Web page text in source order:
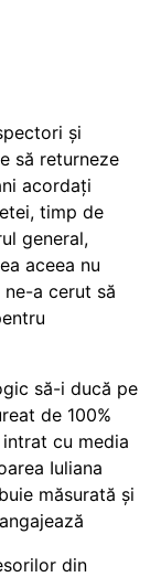
și
să returneze
acordați
timp de
general,
aceea nu
a cerut să
să-i ducă pe
de 100%
cu media
Iuliana
măsurată și
din